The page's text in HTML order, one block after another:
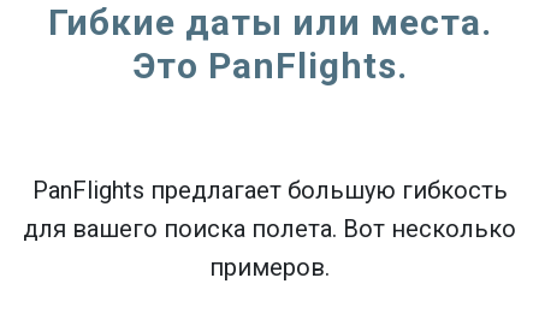
Гибкие даты или места.
Это PanFlights.
PanFlights предлагает большую гибкость
для вашего поиска полета. Вот несколько
примеров.